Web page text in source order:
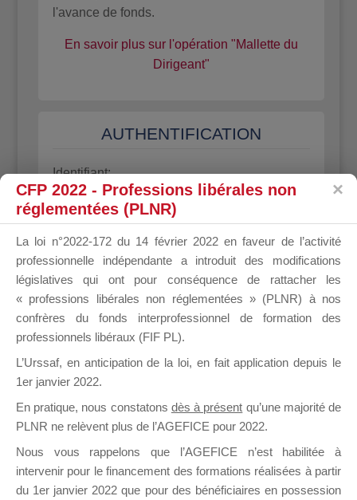
l'avance de fonds.
En savoir plus sur l'opération "Mallette du
Dirigeant"
AUTHENTIFICATION
Identifiant:
Mot de passe:
Rester connecté
Connexion
Inscription
Mot de passe oublié
Télécharger tous
Demandes de prise en charge
CFP 2022 - Professions libérales non
réglementées (PLNR)
La loi n°2022-172 du 14 février 2022 en faveur de l’activité
professionnelle indépendante a introduit des modifications
législatives qui ont pour conséquence de rattacher les
« professions libérales non réglementées » (PLNR) à nos
confrères du fonds interprofessionnel de formation des
professionnels libéraux (FIF PL).
L’Urssaf, en anticipation de la loi, en fait application depuis le
1er janvier 2022.
En pratique, nous constatons dès à présent qu’une majorité de
PLNR ne relèvent plus de l’AGEFICE pour 2022.
Nous vous rappelons que l’AGEFICE n’est habilitée à
intervenir pour le financement des formations réalisées à partir
du 1er janvier 2022 que pour des bénéficiaires en possession